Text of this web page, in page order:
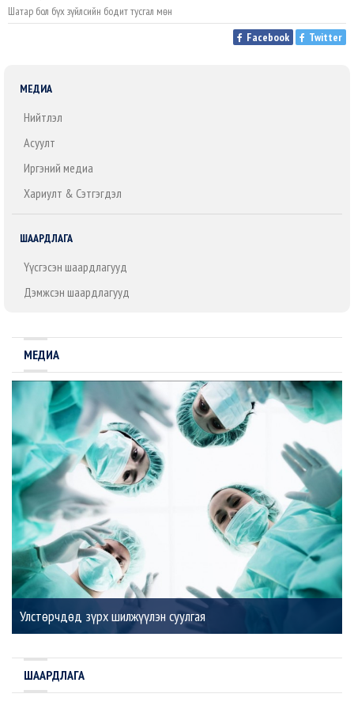
Шатар бол бүх зүйлсийн бодит тусгал мөн
Facebook
Twitter
МЕДИА
Нийтлэл
Асуулт
Иргэний медиа
Хариулт & Сэтгэгдэл
ШААРДЛАГА
Үүсгэсэн шаардлагууд
Дэмжсэн шаардлагууд
МЕДИА
Улстөрчдөд зүрх шилжүүлэн суулгая
ШААРДЛАГА